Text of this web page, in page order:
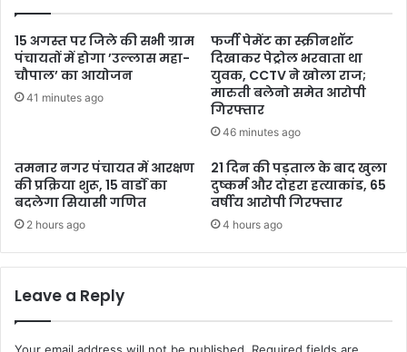
15 अगस्त पर जिले की सभी ग्राम
पंचायतों में होगा ’उल्लास महा-
चौपाल’ का आयोजन
41 minutes ago
फर्जी पेमेंट का स्क्रीनशॉट
दिखाकर पेट्रोल भरवाता था
युवक, CCTV ने खोला राज;
मारुती बलेनो समेत आरोपी
गिरफ्तार
46 minutes ago
तमनार नगर पंचायत में आरक्षण
की प्रक्रिया शुरू, 15 वार्डों का
बदलेगा सियासी गणित
2 hours ago
21 दिन की पड़ताल के बाद खुला
दुष्कर्म और दोहरा हत्याकांड, 65
वर्षीय आरोपी गिरफ्तार
4 hours ago
Leave a Reply